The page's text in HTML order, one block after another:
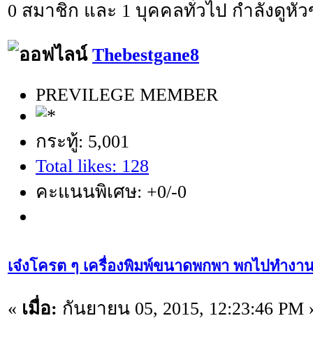
0 สมาชิก และ 1 บุคคลทั่วไป กำลังดูหั
Thebestgane8
PREVILEGE MEMBER
กระทู้: 5,001
Total likes: 128
คะแนนพิเศษ: +0/-0
เจ๋งโครต ๆ เครื่องพิมพ์ขนาดพกพา พกไปทำงา
« เมื่อ: กันยายน 05, 2015, 12:23:46 PM